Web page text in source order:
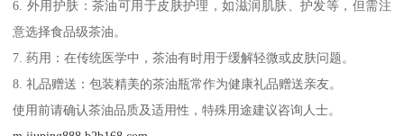
6. 外用护肤：茶油可用于皮肤护理，如滋润肌肤、护发等，但需注
意选择食品级茶油。
7. 药用：在传统医学中，茶油有时用于缓解轻微或皮肤问题。
8. 礼品赠送：包装精美的茶油瓶常作为健康礼品赠送亲友。
使用前请确认茶油品质及适用性，特殊用途建议咨询人士。